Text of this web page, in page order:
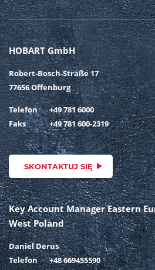
HOBART GmbH
Robert-Bosch-Straße 17
77656 Offenburg
Telefon
+49 781 6000
Faks
+49 781 600-2319
SKONTAKTUJ SIĘ
Key Account Manager Eastern
West Poland
Daniel Derus
Telefon
+48 669455590